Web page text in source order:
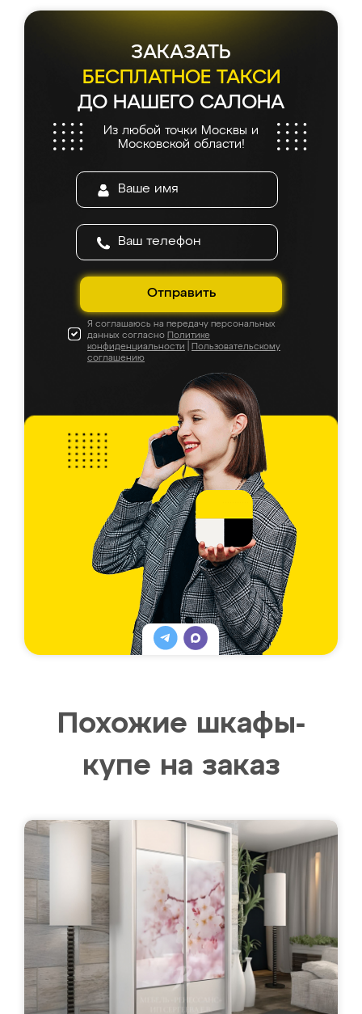
ЗАКАЗАТЬ
БЕСПЛАТНОЕ ТАКСИ
ДО НАШЕГО САЛОНА
Из любой точки Москвы и
Московской области!
Отправить
Я соглашаюсь на передачу персональных
данных согласно Политике
конфиденциальности
Пользовательскому
соглашению
Похожие шкафы-
купе на заказ